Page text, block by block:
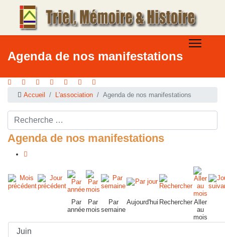
Agenda de nos manifestations
Accueil L'association Agenda de nos manifestations
Rechercher ...
Agenda de nos manifestations
Par
année
Par
mois
Par
semaine
Aujourd'hui Rechercher Aller
au
mois